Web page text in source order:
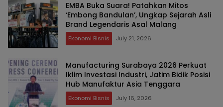
EMBA Buka Suara! Patahkan Mitos
‘Embong Bandulan’, Ungkap Sejarah Asli
Brand Legendaris Asal Malang
Ekonomi Bisnis July 21, 2026
Manufacturing Surabaya 2026 Perkuat
Iklim Investasi Industri, Jatim Bidik Posisi
Hub Manufaktur Asia Tenggara
Ekonomi Bisnis July 16, 2026